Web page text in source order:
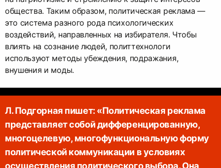
общества. Таким образом, политическая реклама —
это система разного рода психологических
воздействий, направленных на избирателя. Чтобы
влиять на сознание людей, политтехнологи
используют методы убеждения, подражания,
внушения и моды.
Л. Подгорная пишет: «Политическая реклама
представляет собой дифференцированную,
многоцелевую, многофункциональную форму
политической коммуникации в условиях
осуществления политического выбора. Она